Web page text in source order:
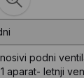
podni
aparat- letnji